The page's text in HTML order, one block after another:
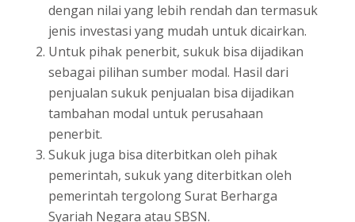
dengan nilai yang lebih rendah dan termasuk
jenis investasi yang mudah untuk dicairkan.
Untuk pihak penerbit, sukuk bisa dijadikan
sebagai pilihan sumber modal. Hasil dari
penjualan sukuk penjualan bisa dijadikan
tambahan modal untuk perusahaan
penerbit.
Sukuk juga bisa diterbitkan oleh pihak
pemerintah, sukuk yang diterbitkan oleh
pemerintah tergolong Surat Berharga
Syariah Negara atau SBSN.